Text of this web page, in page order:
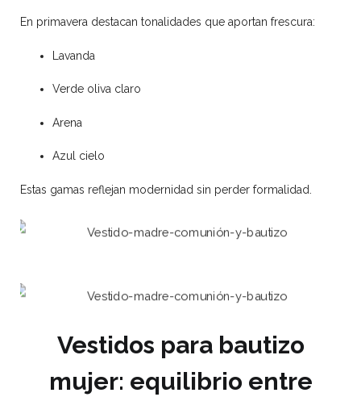
En primavera destacan tonalidades que aportan frescura:
Lavanda
Verde oliva claro
Arena
Azul cielo
Estas gamas reflejan modernidad sin perder formalidad.
Vestidos para bautizo
mujer: equilibrio entre